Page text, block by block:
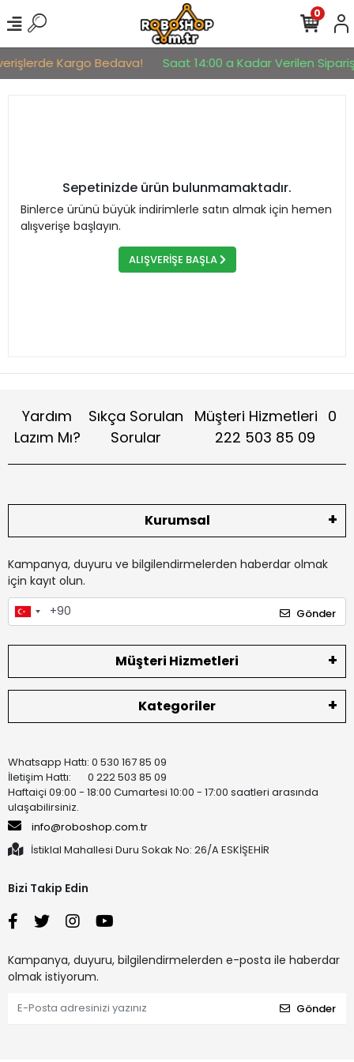
Kargo Bedava! Saat 14:00 a Kadar Verilen
0
Sepetinizde ürün bulunmamaktadır.
Binlerce ürünü büyük indirimlerle satın almak için hemen
alışverişe başlayın.
ALIŞVERİŞE BAŞLA
Yardım
Lazım Mı?
Sıkça Sorulan
Sorular
Müşteri Hizmetleri 0
222 503 85 09
Kurumsal
Kampanya, duyuru ve bilgilendirmelerden haberdar olmak
için kayıt olun.
Gönder
Müşteri Hizmetleri
Kategoriler
Whatsapp Hattı: 0 530 167 85 09
İletişim Hattı: 0 222 503 85 09
Haftaiçi 09:00 - 18:00 Cumartesi 10:00 - 17:00 saatleri arasında
ulaşabilirsiniz.
info@roboshop.com.tr
İstiklal Mahallesi Duru Sokak No: 26/A ESKİŞEHİR
Bizi Takip Edin
Kampanya, duyuru, bilgilendirmelerden e-posta ile haberdar
olmak istiyorum.
Gönder